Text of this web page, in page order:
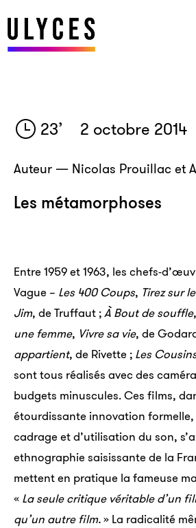
23’ 2 octobre 2014
Auteur — Nicolas Prouillac et
Les métamorphoses
Entre 1959 et 1963, les chefs-
Vague – Les 400 Coups, Tirez sur
Jim, de Truffaut ;À Bout de souffle,
une femme, Vivre sa vie, de
appartient, de Rivette ; Les
sont tous réalisés avec des
budgets minuscules. Ces films,
étourdissante innovation formelle,
cadrage et d’utilisation du son,
ethnographie saisissante de la
mettent en pratique la fameuse
« La seule critique véritable d’un
qu’un autre film.» La radicalité